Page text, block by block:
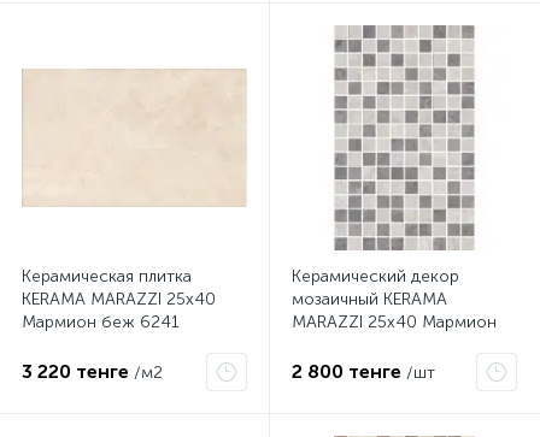
Керамическая плитка
KERAMA MARAZZI 25х40
Мармион беж 6241
3 220 тенге /м2
Керамический декор
мозаичный KERAMA
MARAZZI 25х40 Мармион
2 800 тенге /шт